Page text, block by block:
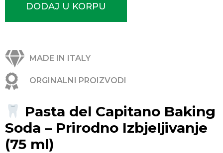
DODAJ U KORPU
MADE IN ITALY
ORGINALNI PROIZVODI
Pasta del Capitano Baking
Soda – Prirodno Izbjeljivanje
(75 ml)